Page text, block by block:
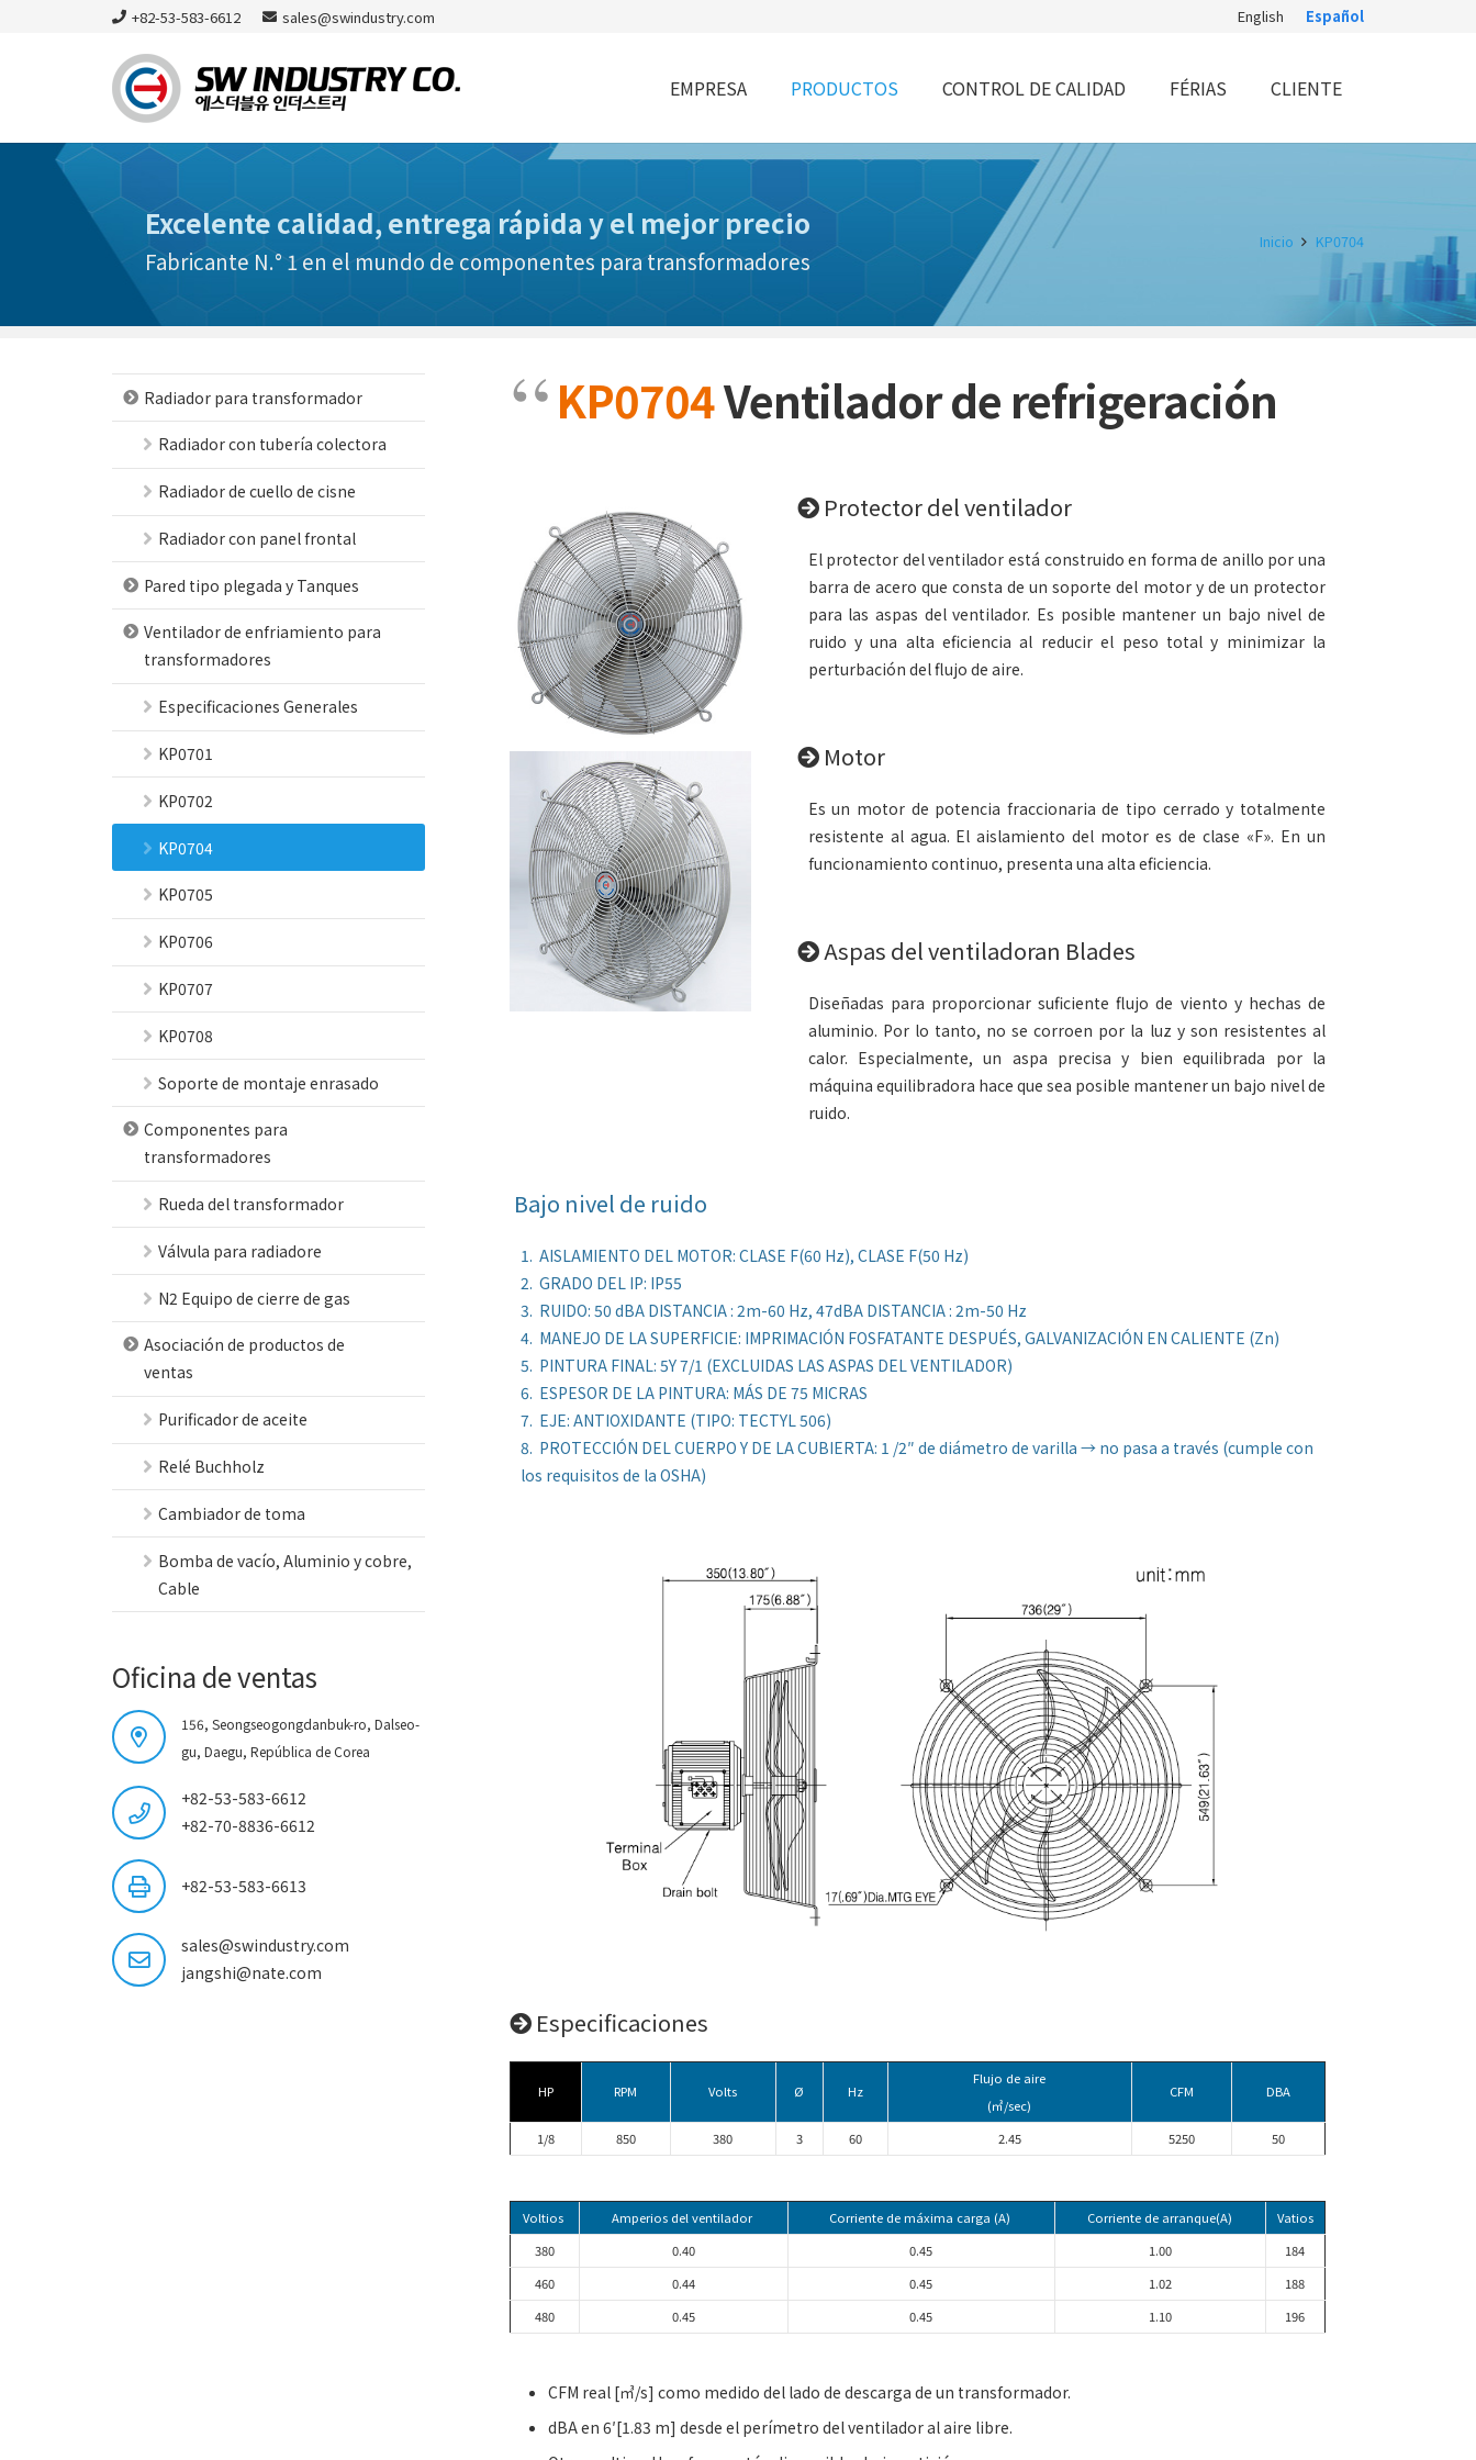
+82-53-583-6612 sales@swindustry.com English Español
EMPRESA PRODUCTOS CONTROL DE CALIDAD FÉRIAS CLIENTE
Excelente calidad, entrega rápida y el mejor precio
Fabricante N.° 1 en el mundo de componentes para transformadores
Inicio KP0704
KP0704Ventilador de refrigeración
Protector del ventilador
El protector del ventilador está construido en forma de anillo por una
barra de acero que consta de un soporte del motor y de un protector
para las aspas del ventilador. Es posible mantener un bajo nivel de
ruido y una alta eficiencia al reducir el peso total y minimizar la
perturbación del flujo de aire.
Motor
Es un motor de potencia fraccionaria de tipo cerrado y totalmente
resistente al agua. El aislamiento del motor es de clase «F». En un
funcionamiento continuo, presenta una alta eficiencia.
Aspas del ventiladoran Blades
Diseñadas para proporcionar suficiente flujo de viento y hechas de
aluminio. Por lo tanto, no se corroen por la luz y son resistentes al
calor. Especialmente, un aspa precisa y bien equilibrada por la
máquina equilibradora hace que sea posible mantener un bajo nivel de
ruido.
Bajo nivel de ruido
1. AISLAMIENTO DEL MOTOR: CLASE F(60 Hz), CLASE F(50 Hz)
2. GRADO DEL IP: IP55
3. RUIDO: 50 dBA DISTANCIA : 2m-60 Hz, 47dBA DISTANCIA : 2m-50 Hz
4. MANEJO DE LA SUPERFICIE: IMPRIMACIÓN FOSFATANTE DESPUÉS, GALVANIZACIÓN EN CALIENTE (Zn)
5. PINTURA FINAL: 5Y 7/1 (EXCLUIDAS LAS ASPAS DEL VENTILADOR)
6. ESPESOR DE LA PINTURA: MÁS DE 75 MICRAS
7. EJE: ANTIOXIDANTE (TIPO: TECTYL 506)
8. PROTECCIÓN DEL CUERPO Y DE LA CUBIERTA: 1 /2″ de diámetro de varilla → no pasa a través (cumple con
los requisitos de la OSHA)
Especificaciones
HP RPM Volts Ø Hz
Flujo de aire
(㎥/sec)
CFM DBA
1/8 850 380 3 60 2.45 5250 50
Voltios Amperios del ventilador Corriente de máxima carga (A) Corriente de arranque(A)
Vatios
380
0.40 0.45 1.00
184
460
0.44 0.45 1.02
188
480
0.45 0.45 1.10 196
CFM real [㎥/s] como medido del lado de descarga de un transformador.
dBA en 6′[1.83 m] desde el perímetro del ventilador al aire libre.
Radiador para transformador
Radiador con tubería colectora
Radiador de cuello de cisne
Radiador con panel frontal
Pared tipo plegada y Tanques
Ventilador de enfriamiento para
transformadores
Especificaciones Generales
KP0701
KP0702
KP0704
KP0705
KP0706
KP0707
KP0708
Soporte de montaje enrasado
Componentes para
transformadores
Rueda del transformador
Válvula para radiadore
N2 Equipo de cierre de gas
Asociación de productos de
ventas
Purificador de aceite
Relé Buchholz
Cambiador de toma
Bomba de vacío, Aluminio y cobre,
Cable
Oficina de ventas
156, Seongseogongdanbuk-ro, Dalseo-
gu, Daegu, República de Corea
+82-53-583-6612
+82-70-8836-6612
+82-53-583-6613
sales@swindustry.com
jangshi@nate.com